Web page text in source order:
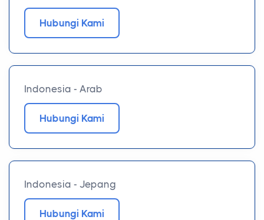
Hubungi Kami
Indonesia - Arab
Hubungi Kami
Indonesia - Jepang
Hubungi Kami